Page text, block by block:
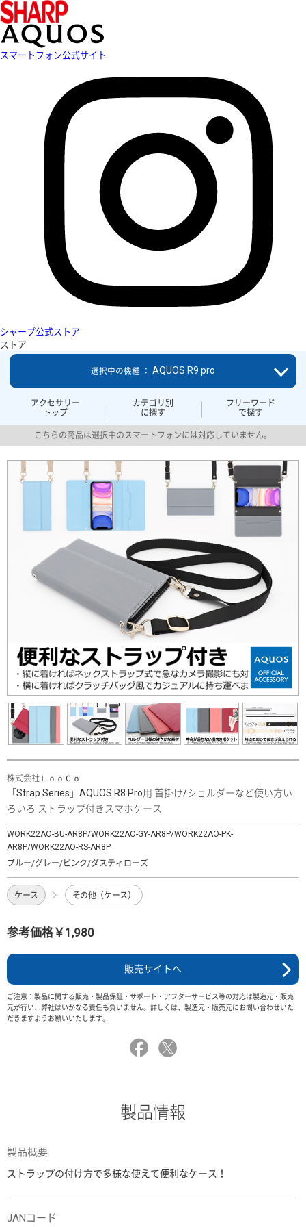
スマートフォン公式サイト
シャープ公式ストア
ストア
アクセサリー
トップ
カテゴリ別
に探す
フリーワード
で探す
選択中の機種 ： AQUOS R9 pro
こちらの商品は選択中のスマートフォンには対応していません。
株式会社ＬｏｏＣｏ
「Strap Series」AQUOS R8 Pro用 首掛け/ショルダーなど使い方い
ろいろ ストラップ付きスマホケース
WORK22AO-BU-AR8P/WORK22AO-GY-AR8P/WORK22AO-PK-
AR8P/WORK22AO-RS-AR8P
ブルー/グレー/ピンク/ダスティローズ
ケース その他（ケース）
参考価格￥1,980
販売サイトへ
ご注意：製品に関する販売・製品保証・サポート・アフターサービス等の対応は製造元・販売
元が行い、弊社はいかなる責任も負いません。詳しくは、製造元・販売元にお問い合わせいた
だきますようお願いいたします。
製品情報
製品概要
ストラップの付け方で多様な使えて便利なケース！
JANコード